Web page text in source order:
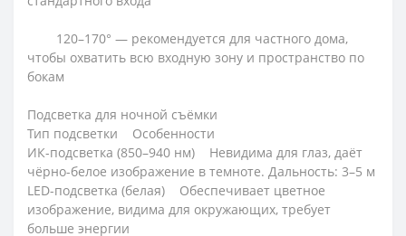
120–170° — рекомендуется для частного дома,
чтобы охватить всю входную зону и пространство по
бокам
Подсветка для ночной съёмки
Тип подсветки Особенности
ИК-подсветка (850–940 нм) Невидима для глаз, даёт
чёрно-белое изображение в темноте. Дальность: 3–5 м
LED-подсветка (белая) Обеспечивает цветное
изображение, видима для окружающих, требует
больше энергии